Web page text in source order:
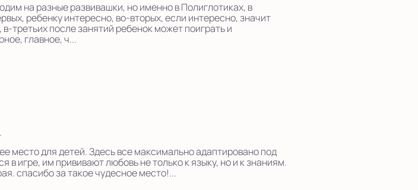
на разные развивашки, но именно в Полиглотиках, в
ребенку интересно, во-вторых, если интересно, значит
третьих после занятий ребенок может поиграть и
главное, ч...
место для детей. Здесь все максимально адаптировано под
в игре, им прививают любовь не только к языку, но и к знаниям.
спасибо за такое чудесное место!...